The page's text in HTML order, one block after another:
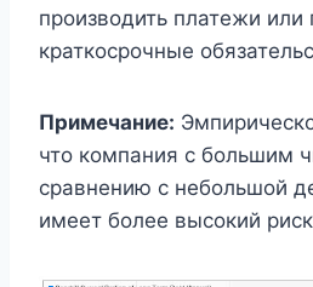
производить платежи или
краткосрочные
Примечание:
что компания с большим
сравнению с небольшой
имеет более высокий